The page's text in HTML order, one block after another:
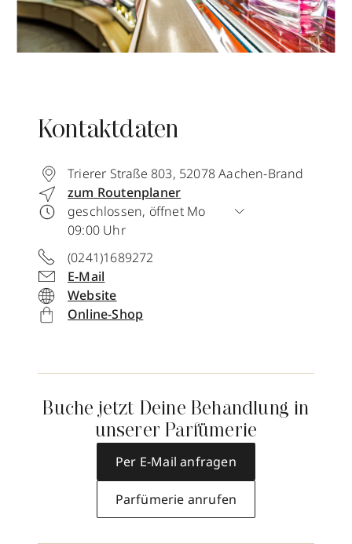
Kontaktdaten
Trierer Straße 803, 52078Aachen-Brand
zum Routenplaner
geschlossen, öffnet Mo
09:00 Uhr
(0241)1689272
E-Mail
Website
Online-Shop
Buche jetzt Deine Behandlung in
unserer Parfümerie
Per E-Mail anfragen
Parfümerie anrufen